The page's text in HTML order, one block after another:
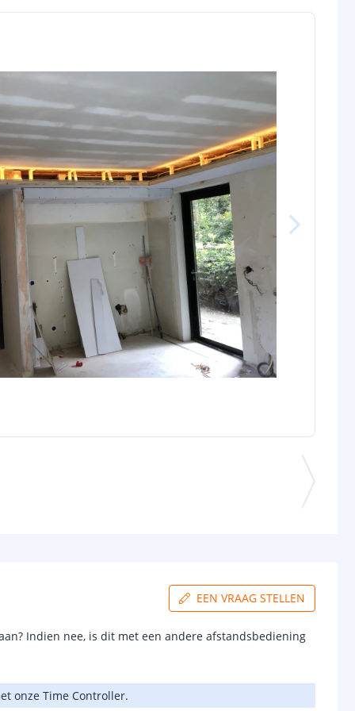
EEN VRAAG STELLEN
Indien nee, is dit met een andere afstandsbediening
onze Time Controller.